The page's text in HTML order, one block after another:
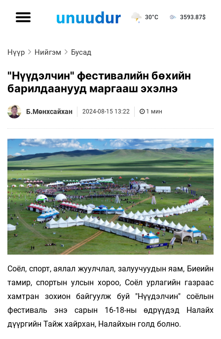
30°C 3593.87$
Нүүр Нийгэм Бусад
"Нүүдэлчин" фестивалийн бөхийн
барилдаанууд маргааш эхэлнэ
Б.Мөнхсайхан 2024-08-15 13:22 1 мин
Соёл, спорт, аялал жуулчлал, залуучуудын яам, Биеийн
тамир, спортын улсын хороо, Соёл урлагийн газраас
хамтран зохион байгуулж буй "Нүүдэлчин" соёлын
фестиваль энэ сарын 16-18-ны өдрүүдэд Налайх
дүүргийн Тайж хайрхан, Налайхын голд болно.